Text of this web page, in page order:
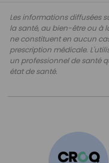
Les informations diffusées
la santé, au bien-être ou à
ne constituent en aucun
prescription médicale.
un professionnel de santé
état de santé.